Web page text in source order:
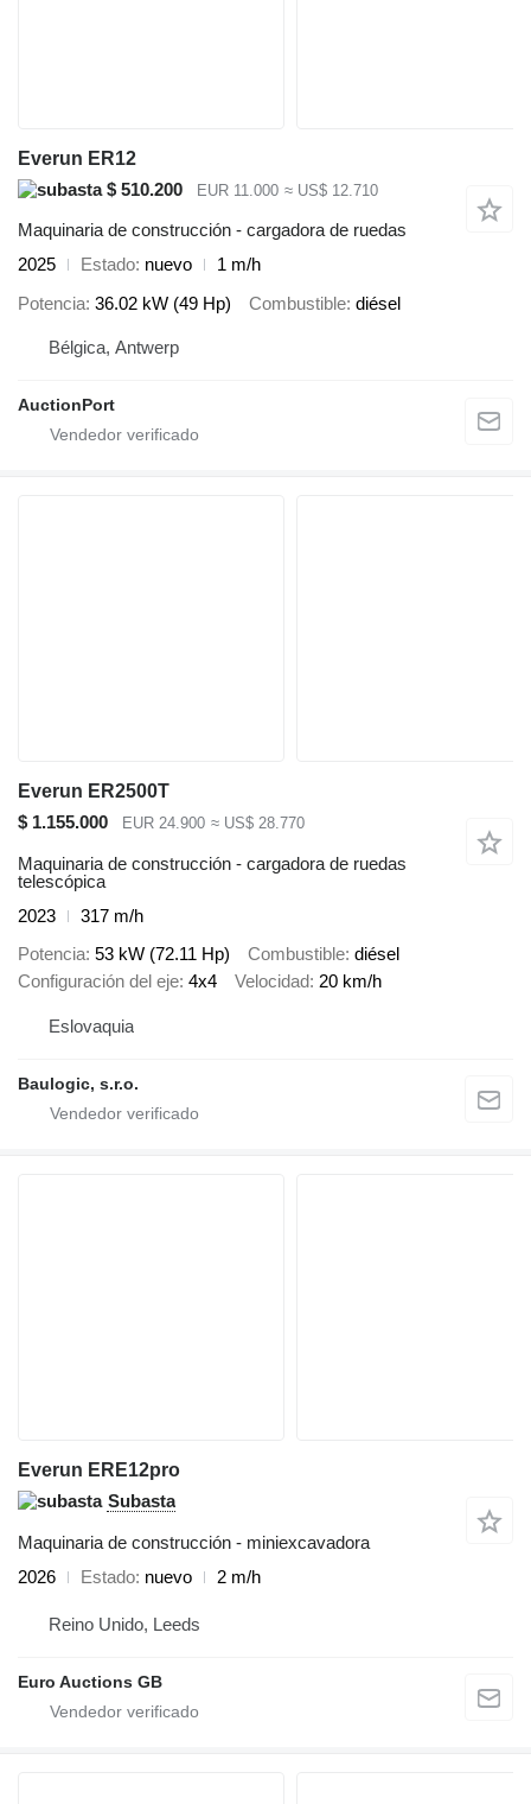
Everun ER12
$ 510.200
EUR 11.000 ≈ US$ 12.710
Maquinaria de construcción - cargadora de ruedas
2025
Estado nuevo
1 m/h
Potencia 36.02 kW (49 Hp) Combustible diésel
Bélgica, Antwerp
AuctionPort
Everun ER2500T
$ 1.155.000
EUR 24.900 ≈ US$ 28.770
Maquinaria de construcción - cargadora de ruedas
telescópica
2023
317 m/h
Potencia 53 kW (72.11 Hp) Combustible diésel
Configuración del eje 4x4 Velocidad 20 km/h
Eslovaquia
Baulogic, s.r.o.
Everun ERE12pro
Subasta
Maquinaria de construcción - miniexcavadora
2026
Estado nuevo 2 m/h
Reino Unido, Leeds
Euro Auctions GB